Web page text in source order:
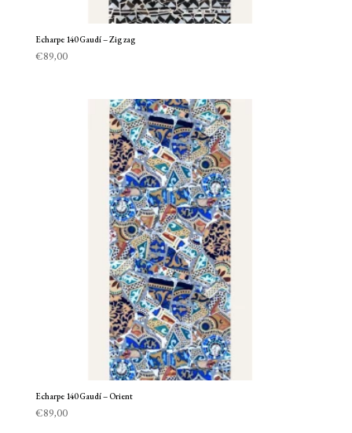
Echarpe 140 Gaudí – Zig zag
€89,00
Echarpe 140 Gaudí – Orient
€89,00